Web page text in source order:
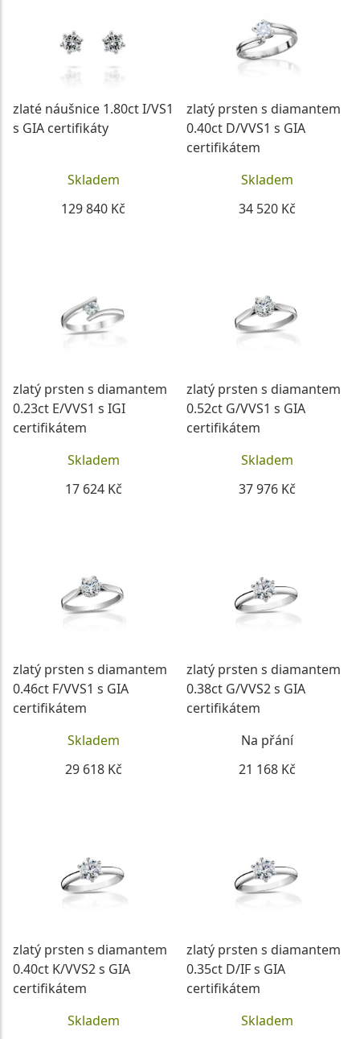
zlaté náušnice 1.80ct I/VS1
s GIA certifikáty
Skladem
129 840 Kč
zlatý prsten s diamantem
0.40ct D/VVS1 s GIA
certifikátem
Skladem
34 520 Kč
zlatý prsten s diamantem
0.23ct E/VVS1 s IGI
certifikátem
Skladem
17 624 Kč
zlatý prsten s diamantem
0.52ct G/VVS1 s GIA
certifikátem
Skladem
37 976 Kč
zlatý prsten s diamantem
0.46ct F/VVS1 s GIA
certifikátem
Skladem
29 618 Kč
zlatý prsten s diamantem
0.38ct G/VVS2 s GIA
certifikátem
Na přání
21 168 Kč
zlatý prsten s diamantem
0.40ct K/VVS2 s GIA
certifikátem
Skladem
zlatý prsten s diamantem
0.35ct D/IF s GIA
certifikátem
Skladem